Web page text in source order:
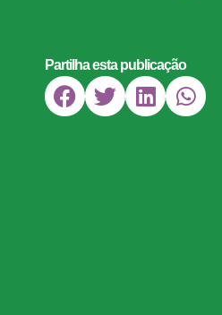
Partilha esta publicação